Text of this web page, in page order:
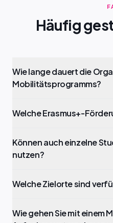
Häufig
Wie lange dauert die
Mobilitätsprogramms?
Welche Erasmus+-
Können auch einzelne
nutzen?
Welche Zielorte sind
Wie gehen Sie mit einem